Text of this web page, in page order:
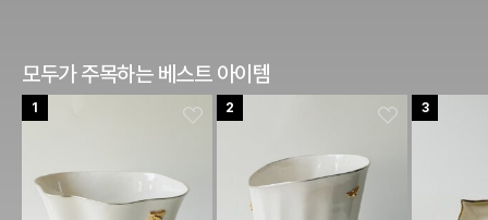
연스럽게 이어지길 바랍니다.
모두가 주목하는 베스트 아이템
1 2 3